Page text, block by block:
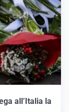
all’Italia la